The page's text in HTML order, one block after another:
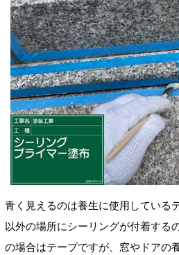
青く見えるのは養生に使用している
以外の場所にシーリングが付着する
の場合はテープですが、窓やドアの